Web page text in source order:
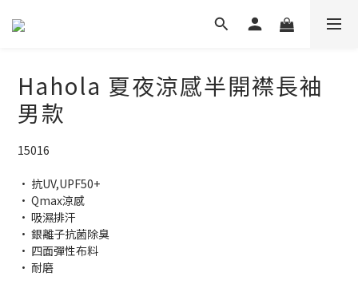
Hahola 夏夜涼感半開襟長袖
男款
15016
• 抗UV,UPF50+
• Qmax涼感
• 吸濕排汗
• 銀離子抗菌除臭
• 四面彈性布料
• 耐磨